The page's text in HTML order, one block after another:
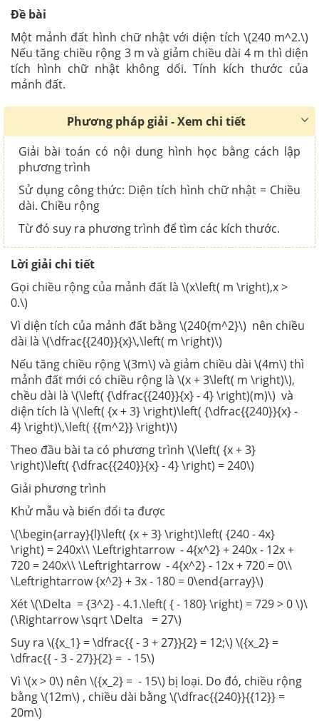
Đề bài
Một mảnh đất hình chữ nhật với diện tích \(240 m^2.\)
Nếu tăng chiều rộng 3 m và giảm chiều dài 4 m thì diện
tích hình chữ nhật không dổi. Tính kích thước của
mảnh đất.
Phương pháp giải - Xem chi tiết
Giải bài toán có nội dung hình học bằng cách lập
phương trình
Sử dụng công thức: Diện tích hình chữ nhật = Chiều
dài. Chiều rộng
Từ đó suy ra phương trình để tìm các kích thước.
Lời giải chi tiết
Gọi chiều rộng của mảnh đất là \(x\left( m \right),x >
0.\)
Vì diện tích của mảnh đất bằng \(240{m^2}\) nên chiều
dài là \(\dfrac{{240}}{x}\,\left( m \right)\)
Nếu tăng chiều rộng \(3m\) và giảm chiều dài \(4m\) thì
mảnh đất mới có chiều rộng là \(x + 3\left( m \right)\),
chều dài là \(\left( {\dfrac{{240}}{x} - 4} \right)(m)\) và
diện tích là \(\left( {x + 3} \right)\left( {\dfrac{{240}}{x} -
4} \right)\,\left( {{m^2}} \right)\)
Theo đầu bài ta có phương trình \(\left( {x + 3}
\right)\left( {\dfrac{{240}}{x} - 4} \right) = 240\)
Giải phương trình
Khử mẫu và biến đổi ta được
\(\begin{array}{l}\left( {x + 3} \right)\left( {240 - 4x}
\right) = 240x\\ \Leftrightarrow - 4{x^2} + 240x - 12x +
720 = 240x\\ \Leftrightarrow - 4{x^2} - 12x + 720 = 0\\
\Leftrightarrow {x^2} + 3x - 180 = 0\end{array}\)
Xét \(\Delta = {3^2} - 4.1.\left( { - 180} \right) = 729 > 0 \)\
(\Rightarrow \sqrt \Delta = 27\)
Suy ra \({x_1} = \dfrac{{ - 3 + 27}}{2} = 12;\) \({x_2} =
\dfrac{{ - 3 - 27}}{2} = - 15\)
Vì \(x > 0\) nên \({x_2} = - 15\) bị loại. Do đó, chiều rộng
bằng \(12m\) , chiều dài bằng \(\dfrac{{240}}{{12}} =
20m\)